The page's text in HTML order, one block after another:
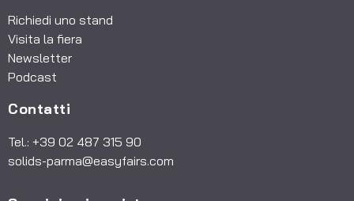
Richiedi uno stand
Visita la fiera
Newsletter
Podcast
Contatti
Tel.: +39 02 487 315 90
solids-parma@easyfairs.com